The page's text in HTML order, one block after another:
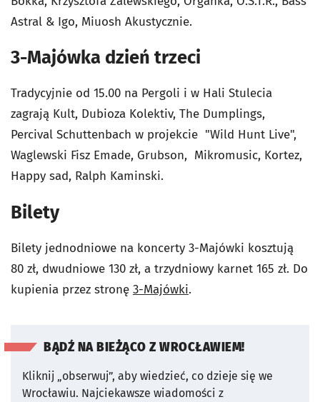
Astral & Igo, Miuosh Akustycznie.
3-Majówka dzień trzeci
Tradycyjnie od 15.00 na Pergoli i w Hali Stulecia
zagrają Kult, Dubioza Kolektiv, The Dumplings,
Percival Schuttenbach w projekcie "Wild Hunt Live",
Waglewski Fisz Emade, Grubson, Mikromusic, Kortez,
Happy sad, Ralph Kaminski.
Bilety
Bilety jednodniowe na koncerty 3-Majówki kosztują
80 zł, dwudniowe 130 zł, a trzydniowy karnet 165 zł. Do
kupienia przez stronę 3-Majówki.
BĄDŹ NA BIEŻĄCO Z WROCŁAWIEM!
Kliknij „obserwuj”, aby wiedzieć, co dzieje się we
Wrocławiu. Najciekawsze wiadomości z